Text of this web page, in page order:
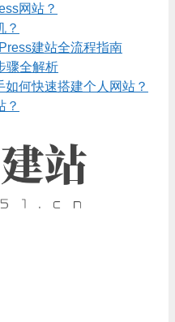
网站？
？
建站全流程指南
骤全解析
何快速搭建个人网站？
？